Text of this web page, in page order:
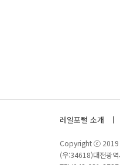
레일포털 소개
Copyright ⓒ 2019
(우:34618)대전광